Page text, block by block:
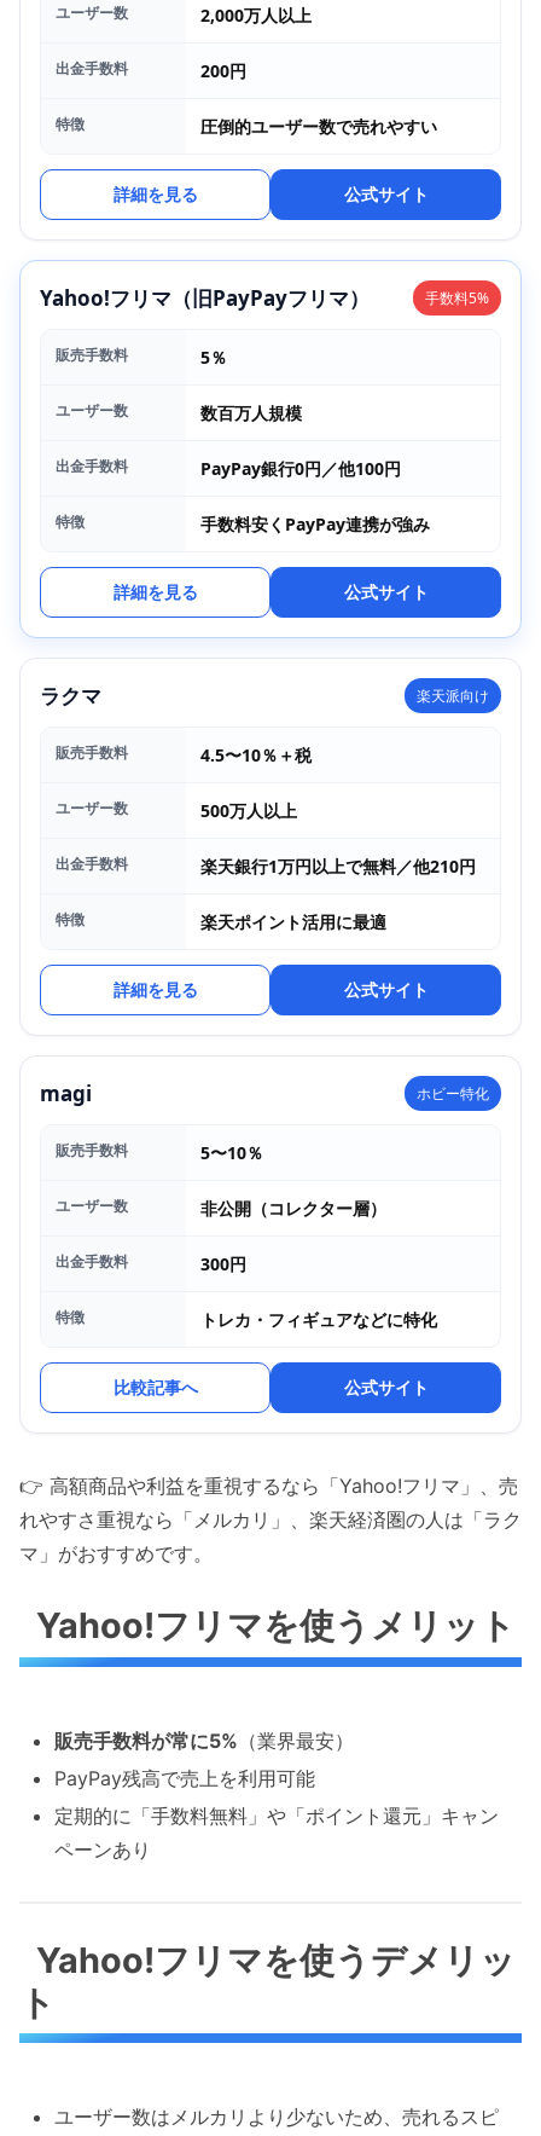
ユーザー数 2,000万人以上
出金手数料 200円
特徴 圧倒的ユーザー数で売れやすい
詳細を見る 公式サイト
Yahoo!フリマ（旧PayPayフリマ） 手数料5%
販売手数料 5％
ユーザー数 数百万人規模
出金手数料 PayPay銀行0円／他100円
特徴 手数料安くPayPay連携が強み
詳細を見る 公式サイト
ラクマ 楽天派向け
販売手数料 4.5〜10％＋税
ユーザー数 500万人以上
出金手数料 楽天銀行1万円以上で無料／他210円
特徴 楽天ポイント活用に最適
詳細を見る 公式サイト
magi ホビー特化
販売手数料 5〜10％
ユーザー数 非公開（コレクター層）
出金手数料 300円
特徴 トレカ・フィギュアなどに特化
比較記事へ 公式サイト
👉 高額商品や利益を重視するなら「Yahoo!フリマ」、売
れやすさ重視なら「メルカリ」、楽天経済圏の人は「ラク
マ」がおすすめです。
Yahoo!フリマを使うメリット
販売手数料が常に5% （業界最安）
PayPay残高で売上を利用可能
定期的に「手数料無料」や「ポイント還元」キャン
ペーンあり
Yahoo!フリマを使うデメリッ
ト
ユーザー数はメルカリより少ないため、売れるスピ